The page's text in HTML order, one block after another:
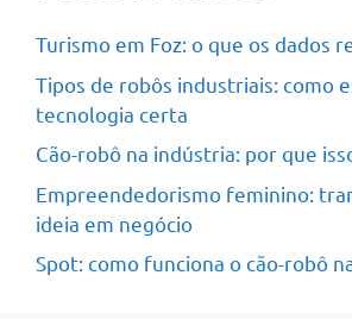
Turismo em Foz: o que os dados
Tipos de robôs industriais: como
tecnologia certa
Cão-robô na indústria: por que
Empreendedorismo feminino:
ideia em negócio
Spot: como funciona o cão-robô